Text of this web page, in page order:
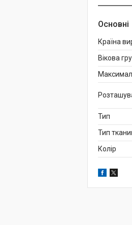
Основні
Країна
Вікова
Тип
Тип
Колір